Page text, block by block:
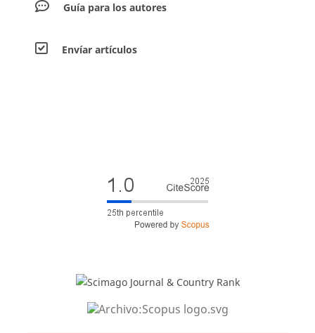
Guía para los autores
Envíar artículos